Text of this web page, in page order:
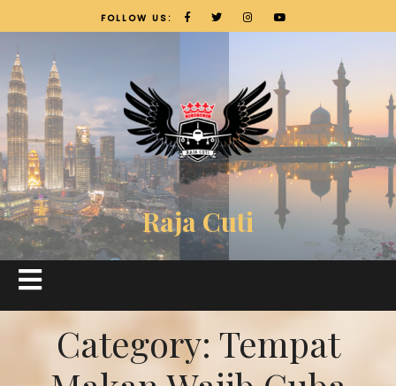
FOLLOW US:
Raja Cuti
Category: Tempat